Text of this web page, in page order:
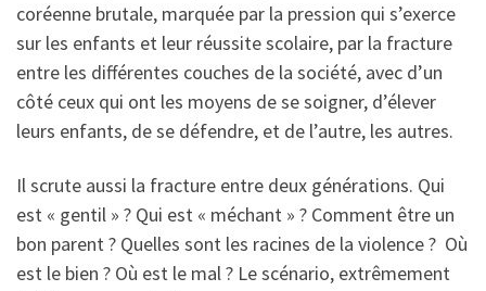
coréenne brutale, marquée par la pression qui s’exerce
sur les enfants et leur réussite scolaire, par la fracture
entre les différentes couches de la société, avec d’un
côté ceux qui ont les moyens de se soigner, d’élever
leurs enfants, de se défendre, et de l’autre, les autres.
Il scrute aussi la fracture entre deux générations. Qui
est « gentil » ? Qui est « méchant » ? Comment être un
bon parent ? Quelles sont les racines de la violence ? Où
est le bien ? Où est le mal ? Le scénario, extrêmement